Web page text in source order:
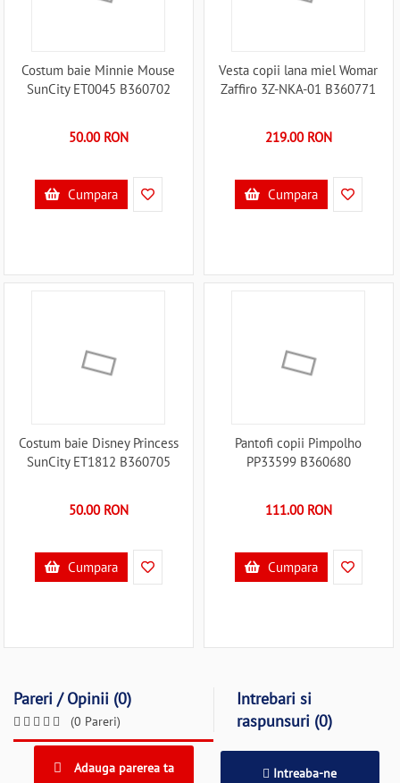
Costum baie Minnie Mouse
SunCity ET0045 B360702
50.00 RON
Cumpara
Vesta copii lana miel Womar
Zaffiro 3Z-NKA-01 B360771
219.00 RON
Cumpara
Costum baie Disney Princess
SunCity ET1812 B360705
50.00 RON
Cumpara
Pantofi copii Pimpolho
PP33599 B360680
111.00 RON
Cumpara
Pareri / Opinii (0)
(0 Pareri)
Intrebari si
raspunsuri (0)
Adauga parerea ta Intreaba-ne